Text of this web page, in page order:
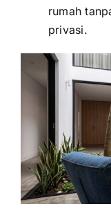
rumah
privasi.